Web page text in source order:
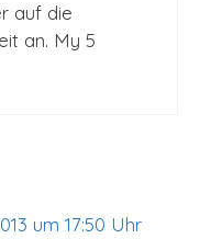
auf die
an. My 5
um 17:50 Uhr